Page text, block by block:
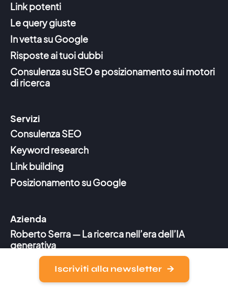
Iscriviti alla newsletter
Link potenti
Le query giuste
In vetta su Google
Risposte ai tuoi dubbi
Consulenza su SEO e posizionamento sui motori
di ricerca
Servizi
Consulenza SEO
Keyword research
Link building
Posizionamento su Google
Azienda
Roberto Serra — La ricerca nell’era dell’IA
generativa
Agenzia SEO
Chi siamo